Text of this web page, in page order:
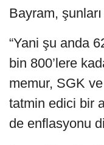
Bayram,
“Yani şu anda
bin 800’lere
memur, SGK
tatmin edici bir
de enflasyonu